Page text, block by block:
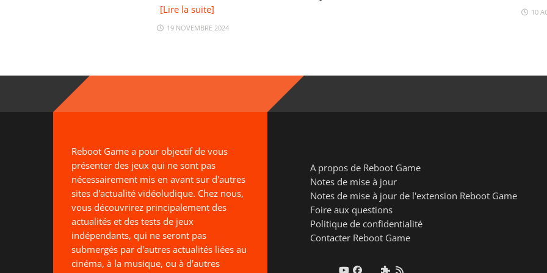
[Lire la suite]
19 NOVEMBRE 2024
10
Reboot Game a pour objectif de vous
présenter des jeux qui ne sont pas
nécessairement mis en avant sur d'autres
sites d'actualité vidéoludique. Chez nous,
vous découvrirez principalement des
actualités et des tests de jeux
indépendants, qui ne seront pas
submergés par d'autres actualités liées au
cinéma, à la musique, ou à d'autres
A propos de Reboot Game
Notes de mise à jour
Notes de mise à jour de l'extension Reboot Game
Foire aux questions
Politique de confidentialité
Contacter Reboot Game